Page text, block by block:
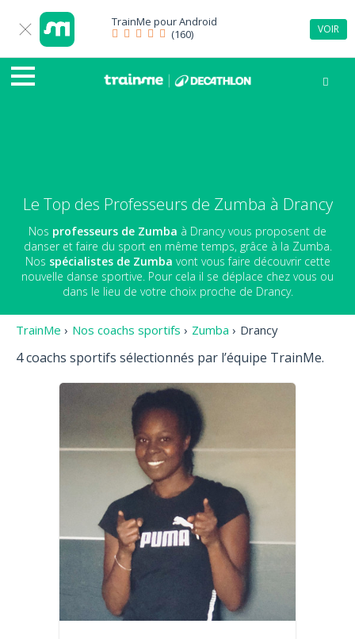
TrainMe pourAndroid
(160)
VOIR
Le Top des Professeurs de Zumba à Drancy
Nos professeurs de Zumba à Drancy vous proposent de
danser et faire du sport en même temps, grâce à la Zumba.
Nos spécialistes de Zumba vont vous faire découvrir cette
nouvelle danse sportive. Pour cela il se déplace chez vous ou
dans le lieu de votre choix proche de Drancy.
TrainMe › Nos coachs sportifs › Zumba › Drancy
4 coachs sportifs sélectionnés par l’équipe TrainMe.